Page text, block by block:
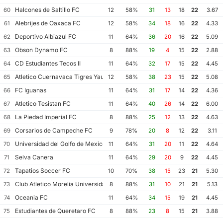
60
Halcones de Saltillo FC 12 58% 31 13 18 22
3.67
61
Alebrijes de Oaxaca FC 12 58% 34 18 16 22
4.33
62
Deportivo Albiazul FC 11 64% 36 20 16 22
5.09
63
Obson Dynamo FC 8 88% 19 4 15 22
2.88
64
CD Estudiantes Tecos II 11 64% 32 17 15 22
4.45
65
Atletico Cuernavaca Tigres Yautepec
12 58% 38 23 15 22
5.08
66
FC Iguanas 11 64% 31 17 14 22
4.36
67
Atletico Tesistan FC 11 64% 40 26 14 22
6.00
68
La Piedad Imperial FC 8 88% 25 12 13 22
4.63
69
Corsarios de Campeche FC 9 78% 20 8 12 22
3.11
70
Universidad del Golfo de Mexico FC
11 64% 31 20 11 22
4.64
71
Selva Canera 11 64% 29 20 9 22
4.45
72
Tapatios Soccer FC 10 70% 38 15 23 21
5.30
73
Club Atletico Morelia Universidad Michoacana
8 88% 31 10 21 21
5.13
74
Oceania FC 11 64% 34 15 19 21
4.45
75
Estudiantes de Queretaro FC 8 88% 23 8 15 21 3.88